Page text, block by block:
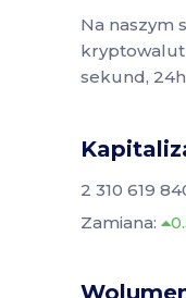
Na naszym
kryptowalut
sekund,
2 310 619
Zamiana: